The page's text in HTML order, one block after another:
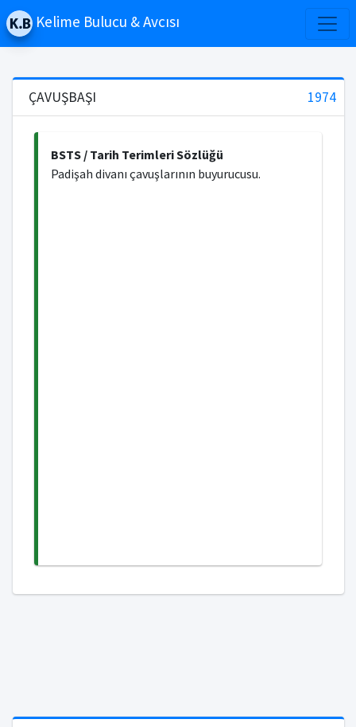
Kelime Bulucu & Avcısı
ÇAVUŞBAŞI 1974
BSTS / Tarih Terimleri Sözlüğü
Padişah divanı çavuşlarının buyurucusu.